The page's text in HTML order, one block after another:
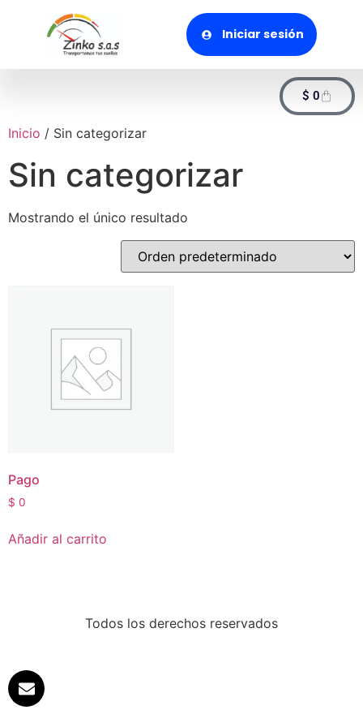
Iniciar sesión
$ 0
Inicio / Sin categorizar
Sin categorizar
Mostrando el único resultado
Pago
$ 0
Añadir al carrito
Todos los derechos reservados